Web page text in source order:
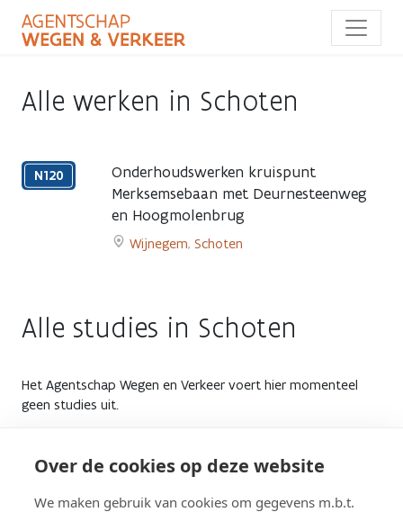
Over de cookies op deze website
We maken gebruik van cookies om gegevens m.b.t.
naar
inhoud
gaanAlle werken in Schoten
N120
Onderhoudswerken kruispunt
Merksemsebaan met Deurnesteenweg
en Hoogmolenbrug
Wijnegem, Schoten
Nachten
van
en
van
7
augustus
kruispunt
Merksemsebaan
Deurnesteenweg
en
Alle studies in Schoten
Het Agentschap Wegen en Verkeer voert hier momenteel
geen studies uit.
Overzicht werken